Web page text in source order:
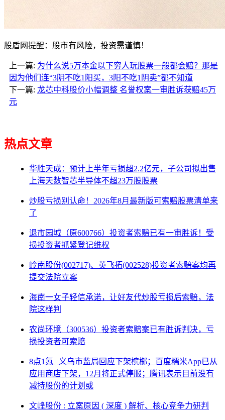
股盾网提醒：股市有风险，投资需谨慎！
上一篇: 为什么说5万本金以下穷人玩股票一般都会赔？那是
因为他们连“3阴不吃1阳买，3阳不吃1阴卖”都不知道
下一篇: 龙芯中科股价小幅调整 名誉权案一审胜诉获赔45万
元
热点文章
华胜天成：预计上半年亏损超2.2亿元，子公司拟出售
上海天数智芯半导体不超23万股股票
炒股亏损别认命！2026年8月最新版可索赔股票清单来
了
退市园城（原600766）投资者索赔已有一审胜诉！受
损投资者抓紧登记维权
岭南股份(002717)、英飞拓(002528)投资者索赔案均再
提交法院立案
海南一女子轻信承诺，让好友代炒股亏损后索赔，法
院这样判
农尚环境（300536）投资者索赔案已有胜诉判决，亏
损投资者可索赔
8点1氪 | 义乌市监局回应下架槟榔；百度糯米App已从
应用商店下架，12月将正式停服；腾讯表示目前没有
减持股份的计划或
文峰股份 : 立案原因 ( 深度 ) 解析、核心竞争力研判